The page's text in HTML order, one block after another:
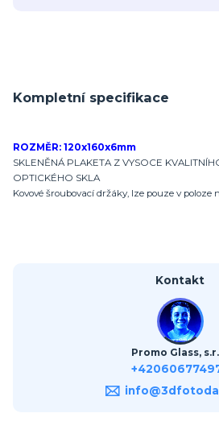
Kompletní specifikace
ROZMĚR: 120x160x6mm
SKLENĚNÁ PLAKETA Z VYSOCE
OPTICKÉHO SKLA
Kovové šroubovací držáky, lze pouze v poloze
Kontakt
Promo Glass,